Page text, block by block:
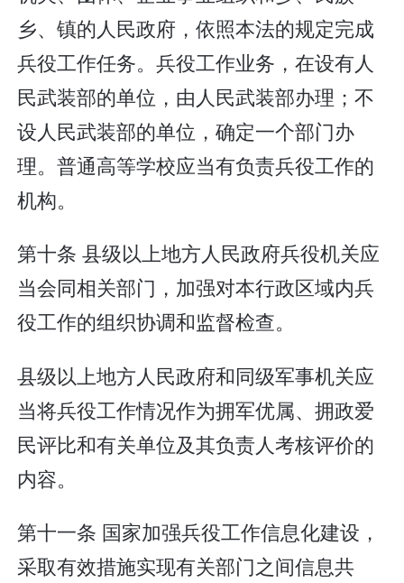
乡、镇的人民政府，依照本法的规定完成
兵役工作任务。兵役工作业务，在设有人
民武装部的单位，由人民武装部办理；不
设人民武装部的单位，确定一个部门办
理。普通高等学校应当有负责兵役工作的
机构。
第十条 县级以上地方人民政府兵役机关应
当会同相关部门，加强对本行政区域内兵
役工作的组织协调和监督检查。
县级以上地方人民政府和同级军事机关应
当将兵役工作情况作为拥军优属、拥政爱
民评比和有关单位及其负责人考核评价的
内容。
第十一条 国家加强兵役工作信息化建设，
采取有效措施实现有关部门之间信息共